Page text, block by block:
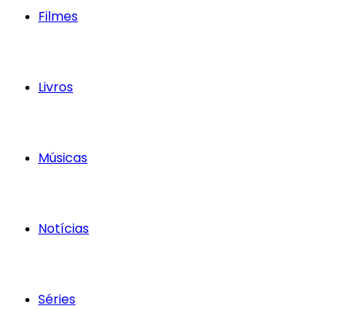
Filmes
Livros
Músicas
Notícias
Séries